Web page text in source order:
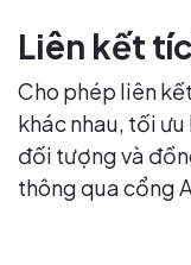
Liên kết
Cho phép liên
khác nhau, tối
đối tượng và
thông qua cổng